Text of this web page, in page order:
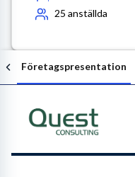
25 anställda
Företagspresentation